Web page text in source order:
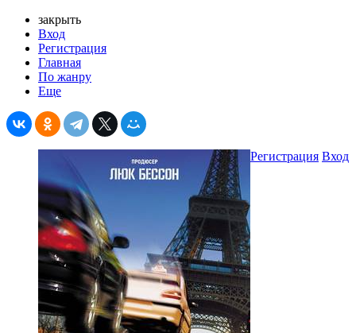
закрыть
Вход
Регистрация
Главная
По жанру
Еще
Регистрация Вход